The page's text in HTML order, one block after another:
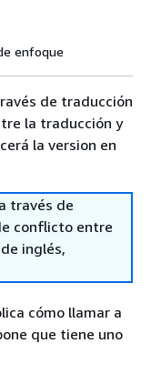
enfoque
de traducción
la traducción y
la version en
través de
conflicto entre
inglés,
cómo llamar a
que tiene uno